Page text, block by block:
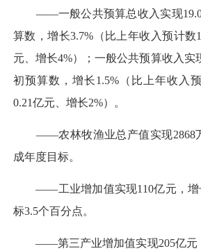
——一般公共预算总收入实现
算数，增长3.7%（比上年收入预计数
元、增长4%）；一般公共预算收入实
初预算数，增长1.5%（比上年收入
0.21亿元、增长2%）。
——农林牧渔业总产值实现2868万
成年度目标。
——工业增加值实现110亿元，增
标3.5个百分点。
——第三产业增加值实现205亿元